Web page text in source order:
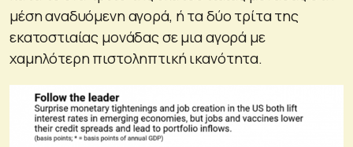
μέση αναδυόμενη αγορά, ή τα δύο τρίτα της
εκατοστιαίας μονάδας σε μια αγορά με
χαμηλότερη πιστοληπτική ικανότητα.